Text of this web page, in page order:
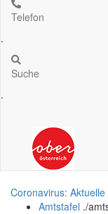
Telefon
.
Suche
.
Coronavirus:
Amtstafel ./